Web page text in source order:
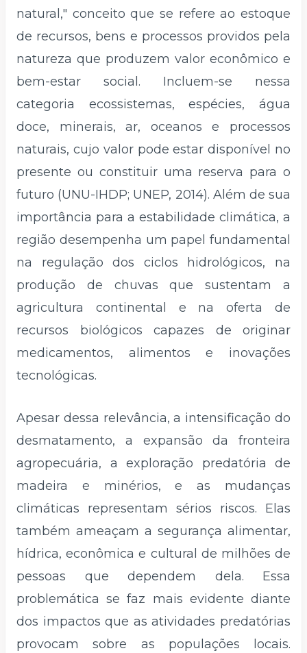
natural," conceito que se refere ao estoque
de recursos, bens e processos providos pela
natureza que produzem valor econômico e
bem-estar social. Incluem-se nessa
categoria ecossistemas, espécies, água
doce, minerais, ar, oceanos e processos
naturais, cujo valor pode estar disponível no
presente ou constituir uma reserva para o
futuro (UNU-IHDP; UNEP, 2014). Além de sua
importância para a estabilidade climática, a
região desempenha um papel fundamental
na regulação dos ciclos hidrológicos, na
produção de chuvas que sustentam a
agricultura continental e na oferta de
recursos biológicos capazes de originar
medicamentos, alimentos e inovações
tecnológicas.
Apesar dessa relevância, a intensificação do
desmatamento, a expansão da fronteira
agropecuária, a exploração predatória de
madeira e minérios, e as mudanças
climáticas representam sérios riscos. Elas
também ameaçam a segurança alimentar,
hídrica, econômica e cultural de milhões de
pessoas que dependem dela. Essa
problemática se faz mais evidente diante
dos impactos que as atividades predatórias
provocam sobre as populações locais.